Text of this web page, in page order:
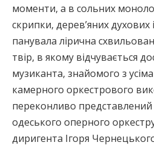
моменти, а в сольних
скрипки, дерев’яних духових
панувала лірична
твір, в якому відчувається
музиканта, знайомого з
камерного оркестрового
переконливо
одеського оперного
диригента Ігоря